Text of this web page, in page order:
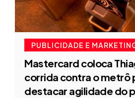
PUBLICIDADE E
Mastercard coloca
corrida contra o metrô
destacar agilidade do